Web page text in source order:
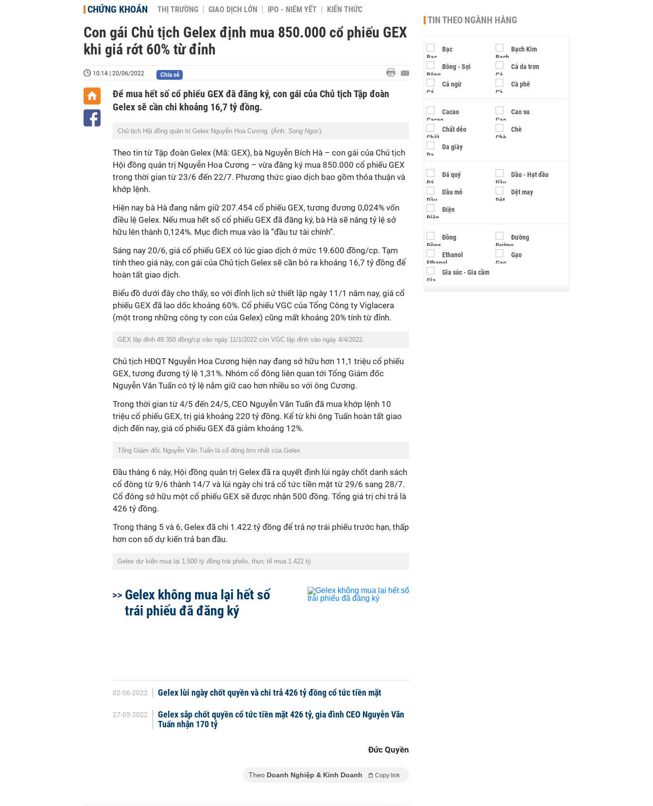
CHỨNG KHOÁN THỊ TRƯỜNG GIAO DỊCH LỚN IPO - NIÊM YẾT KIẾN THỨC
Con gái Chủ tịch Gelex định mua 850.000 cổ phiếu GEX
khi giá rớt 60% từ đỉnh
10:14 | 20/06/2022 Chia sẻ
Để mua hết số cổ phiếu GEX đã đăng ký, con gái của Chủ tịch Tập đoàn
Gelex sẽ cần chi khoảng 16,7 tỷ đồng.
Chủ tịch Hội đồng quản trị Gelex Nguyễn Hoa Cương. (Ảnh: Song Ngọc).
Theo tin từ Tập đoàn Gelex (Mã: GEX), bà Nguyễn Bích Hà – con gái của Chủ tịch
Hội đồng quản trị Nguyễn Hoa Cương – vừa đăng ký mua 850.000 cổ phiếu GEX
trong thời gian từ 23/6 đến 22/7. Phương thức giao dịch bao gồm thỏa thuận và
khớp lệnh.
Hiện nay bà Hà đang nắm giữ 207.454 cổ phiếu GEX, tương đương 0,024% vốn
điều lệ Gelex. Nếu mua hết số cổ phiếu GEX đã đăng ký, bà Hà sẽ nâng tỷ lệ sở
hữu lên thành 0,124%. Mục đích mua vào là “đầu tư tài chính”.
Sáng nay 20/6, giá cổ phiếu GEX có lúc giao dịch ở mức 19.600 đồng/cp. Tạm
tính theo giá này, con gái của Chủ tịch Gelex sẽ cần bỏ ra khoảng 16,7 tỷ đồng để
hoàn tất giao dịch.
Biểu đồ dưới đây cho thấy, so với đỉnh lịch sử thiết lập ngày 11/1 năm nay, giá cổ
phiếu GEX đã lao dốc khoảng 60%. Cổ phiếu VGC của Tổng Công ty Viglacera
(một trong những công ty con của Gelex) cũng mất khoảng 20% tính từ đỉnh.
GEX lập đỉnh 49.350 đồng/cp vào ngày 11/1/2022 còn VGC lập đỉnh vào ngày 4/4/2022.
Chủ tịch HĐQT Nguyễn Hoa Cương hiện nay đang sở hữu hơn 11,1 triệu cổ phiếu
GEX, tương đương tỷ lệ 1,31%. Nhóm cổ đông liên quan tới Tổng Giám đốc
Nguyễn Văn Tuấn có tỷ lệ nắm giữ cao hơn nhiều so với ông Cương.
Trong thời gian từ 4/5 đến 24/5, CEO Nguyễn Văn Tuấn đã mua khớp lệnh 10
triệu cổ phiếu GEX, trị giá khoảng 220 tỷ đồng. Kể từ khi ông Tuấn hoàn tất giao
dịch đến nay, giá cổ phiếu GEX đã giảm khoảng 12%.
Tổng Giám đốc Nguyễn Văn Tuấn là cổ đông lớn nhất của Gelex.
Đầu tháng 6 này, Hội đồng quản trị Gelex đã ra quyết định lùi ngày chốt danh sách
cổ đông từ 9/6 thành 14/7 và lùi ngày chi trả cổ tức tiền mặt từ 29/6 sang 28/7.
Cổ đông sở hữu một cổ phiếu GEX sẽ được nhận 500 đồng. Tổng giá trị chi trả là
426 tỷ đồng.
Trong tháng 5 và 6, Gelex đã chi 1.422 tỷ đồng để trả nợ trái phiếu trước hạn, thấp
hơn con số dự kiến trả ban đầu.
Gelex dự kiến mua lại 1.500 tỷ đồng trái phiếu, thực tế mua 1.422 tỷ.
Gelex không mua lại hết số
trái phiếu đã đăng ký
02-06-2022 Gelex lùi ngày chốt quyền và chi trả 426 tỷ đồng cổ tức tiền mặt
27-05-2022
Gelex sắp chốt quyền cổ tức tiền mặt 426 tỷ, gia đình CEO Nguyễn Văn
Tuấn nhận 170 tỷ
Đức Quyền
Theo Doanh Nghiệp & Kinh Doanh Copy link
TIN THEO NGÀNH HÀNG
Bạc Bạch Kim
Bông - Sợi Cá da trơn
Cá ngừ Cà phê
Cacao Cao su
Chất dẻo Chè
Da giày
Đá quý Dầu - Hạt dầu
Dầu mỏ Dệt may
Điện
Đồng Đường
Ethanol Gạo
Gia súc - Gia cầm